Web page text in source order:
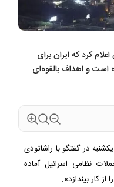
کرد که ایران برای
است و اهداف بالقوه‌ای
در گفتگو با راشاتودی
نظامی اسرائیل آماده
کار بیندازد».